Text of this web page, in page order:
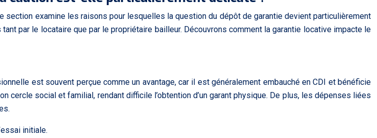
examine les raisons pour lesquelles la question du dépôt de garantie devient particulièrement
par le locataire que par le propriétaire bailleur. Découvrons comment la garantie locative impacte le
est souvent perçue comme un avantage, car il est généralement embauché en CDI et bénéficie
cercle social et familial, rendant difficile l’obtention d’un garant physique. De plus, les dépenses liées
initiale.